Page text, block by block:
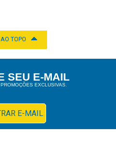
TOPO
SEU E-MAIL
EXCLUSIVAS.
E-MAIL